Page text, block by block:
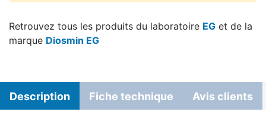
Retrouvez tous les produits du laboratoire EG et de la
marque Diosmin EG
Description Fiche technique Avis clients